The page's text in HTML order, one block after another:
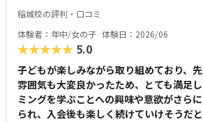
稲城校の評判・口コミ
体験者：年中/女の子 体験日：2026/06
★★★★★ 5.0
子どもが楽しみながら取り組めており、
雰囲気も大変良かったため、とても満足
ミングを学ぶことへの興味や意欲がさら
られ、入会後も楽しく続けていけそうだと